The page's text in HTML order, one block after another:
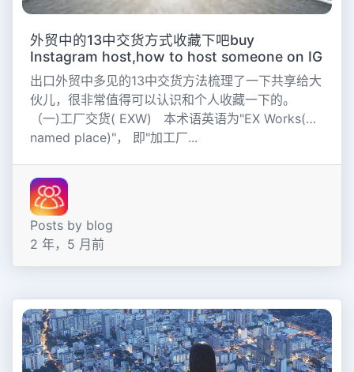
外贸中的13中交货方式收藏下吧buy
Instagram host,how to host someone on IG
出口外贸中多见的13中交货方法梳理了一下共享给大
伙儿，很非常值得可以认识和个人收藏一下的。
（一)工厂交货( EXW) 本术语英语为"EX Works(…
named place)"， 即"加工厂...
Posts by blog
2 年，5 月前